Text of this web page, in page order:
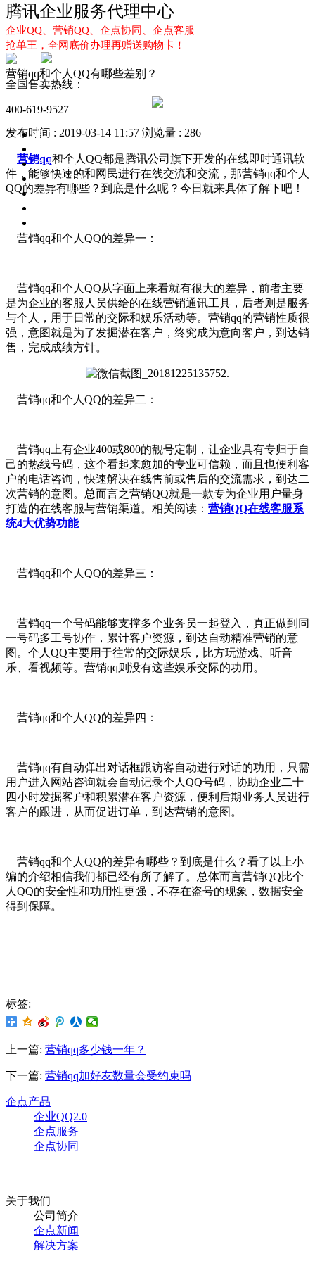
腾讯企业服务代理中心
企业QQ、营销QQ、企点协同、企点客服
抢单王，全网底价办理再赠送购物卡！
全国售卖热线：
400-619-9527
首页
企点服务
企业QQ2.0
企点协同
营销qq和个人QQ有哪些差别？
发布时间 : 2019-03-14 11:57 浏览量 : 286
营销qq和个人QQ都是腾讯公司旗下开发的在线即时通讯软
件，能够快速的和网民进行在线交流和交流，那营销qq和个人
QQ的差异有哪些？到底是什么呢？今日就来具体了解下吧！
营销qq和个人QQ的差异一：
营销qq和个人QQ从字面上来看就有很大的差异，前者主要
是为企业的客服人员供给的在线营销通讯工具，后者则是服务
与个人，用于日常的交际和娱乐活动等。营销qq的营销性质很
强，意图就是为了发掘潜在客户，终究成为意向客户，到达销
售，完成成绩方针。
营销qq和个人QQ的差异二：
营销qq上有企业400或800的靓号定制，让企业具有专归于自
己的热线号码，这个看起来愈加的专业可信赖，而且也便利客
户的电话咨询，快速解决在线售前或售后的交流需求，到达二
次营销的意图。总而言之营销QQ就是一款专为企业用户量身
打造的在线客服与营销渠道。相关阅读： 营销QQ在线客服系
统4大优势功能
营销qq和个人QQ的差异三：
营销qq一个号码能够支撑多个业务员一起登入，真正做到同
一号码多工号协作，累计客户资源，到达自动精准营销的意
图。个人QQ主要用于往常的交际娱乐，比方玩游戏、听音
乐、看视频等。营销qq则没有这些娱乐交际的功用。
营销qq和个人QQ的差异四：
营销qq有自动弹出对话框跟访客自动进行对话的功用，只需
用户进入网站咨询就会自动记录个人QQ号码，协助企业二十
四小时发掘客户和积累潜在客户资源，便利后期业务人员进行
客户的跟进，从而促进订单，到达营销的意图。
营销qq和个人QQ的差异有哪些？到底是什么？看了以上小
编的介绍相信我们都已经有所了解了。总体而言营销QQ比个
人QQ的安全性和功用性更强，不存在盗号的现象，数据安全
得到保障。
标签:
上一篇: 营销qq多少钱一年？
下一篇: 营销qq加好友数量会受约束吗
企点产品
企业QQ2.0
企点服务
企点协同
关于我们
公司简介
企点新闻
解决方案